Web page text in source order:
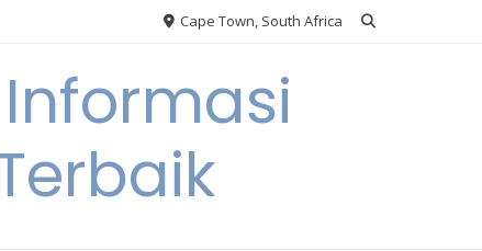
Cape Town, South Africa
Informasi